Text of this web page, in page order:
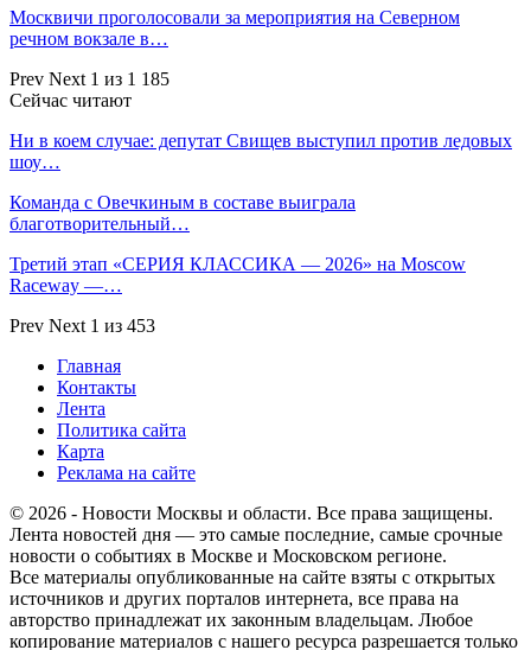
Москвичи проголосовали за мероприятия на Северном
речном вокзале в…
Prev Next 1 из 1 185
Сейчас читают
Ни в коем случае: депутат Свищев выступил против ледовых
шоу…
Команда с Овечкиным в составе выиграла
благотворительный…
Третий этап «СЕРИЯ КЛАССИКА — 2026» на Moscow
Raceway —…
Prev Next 1 из 453
Главная
Контакты
Лента
Политика сайта
Карта
Реклама на сайте
© 2026 - Новости Москвы и области. Все права защищены.
Лента новостей дня — это самые последние, самые срочные
новости о событиях в Москве и Московском регионе.
Все материалы опубликованные на сайте взяты с открытых
источников и других порталов интернета, все права на
авторство принадлежат их законным владельцам. Любое
копирование материалов с нашего ресурса разрешается только